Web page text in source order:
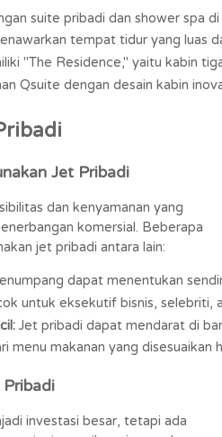
suite pribadi dan shower spa
tempat tidur yang luas
"The Residence," yaitu kabin
Qsuite dengan desain kabin
Jet Pribadi
dan kenyamanan yang
komersial. Beberapa
jet pribadi antara lain:
dapat menentukan
untuk eksekutif bisnis, selebriti,
Jet pribadi dapat mendarat di
menu makanan yang
Pribadi
investasi besar, tetapi ada